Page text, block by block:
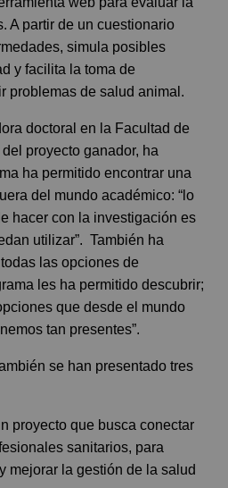
A partir de un cuestionario
simula posibles
y facilita la toma de
problemas de salud animal.
doctoral en la Facultad de
proyecto ganador, ha
ha permitido encontrar una
del mundo académico: “lo
hacer con la investigación es
utilizar”. También ha
las opciones de
les ha permitido descubrir;
que desde el mundo
tan presentes”.
se han presentado tres
proyecto que busca conectar
sanitarios, para
mejorar la gestión de la salud